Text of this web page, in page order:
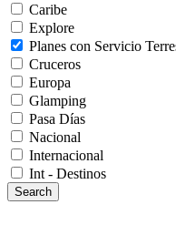
Caribe
Explore
Planes con Servicio
Cruceros
Europa
Glamping
Pasa Días
Nacional
Internacional
Int - Destinos